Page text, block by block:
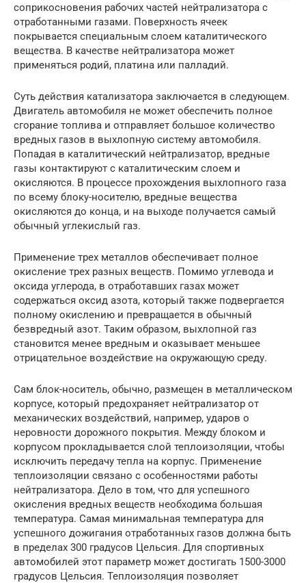
соприкосновения рабочих частей нейтрализатора с
отработанными газами. Поверхность ячеек
покрывается специальным слоем каталитического
вещества. В качестве нейтрализатора может
применяться родий, платина или палладий.
Суть действия катализатора заключается в следующем.
Двигатель автомобиля не может обеспечить полное
сгорание топлива и отправляет большое количество
вредных газов в выхлопную систему автомобиля.
Попадая в каталитический нейтрализатор, вредные
газы контактируют с каталитическим слоем и
окисляются. В процессе прохождения выхлопного газа
по всему блоку-носителю, вредные вещества
окисляются до конца, и на выходе получается самый
обычный углекислый газ.
Применение трех металлов обеспечивает полное
окисление трех разных веществ. Помимо углевода и
оксида углерода, в отработавших газах может
содержаться оксид азота, который также подвергается
полному окислению и превращается в обычный
безвредный азот. Таким образом, выхлопной газ
становится менее вредным и оказывает меньшее
отрицательное воздействие на окружающую среду.
Сам блок-носитель, обычно, размещен в металлическом
корпусе, который предохраняет нейтрализатор от
механических воздействий, например, ударов о
неровности дорожного покрытия. Между блоком и
корпусом прокладывается слой теплоизоляции, чтобы
исключить передачу тепла на корпус. Применение
теплоизоляции связано с особенностями работы
нейтрализатора. Дело в том, что для успешного
окисления вредных веществ необходима большая
температура. Самая минимальная температура для
успешного дожигания отработанных газов должна быть
в пределах 300 градусов Цельсия. Для спортивных
автомобилей этот параметр может достигать 1500-3000
градусов Цельсия. Теплоизоляция позволяет